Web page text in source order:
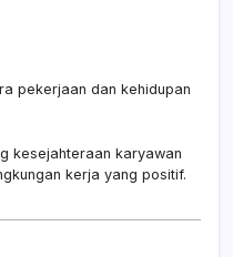
pekerjaan dan kehidupan
kesejahteraan karyawan
kerja yang positif.